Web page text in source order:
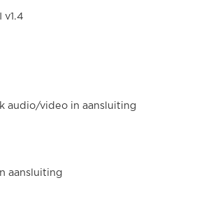
v1.4
audio/video in aansluiting
aansluiting